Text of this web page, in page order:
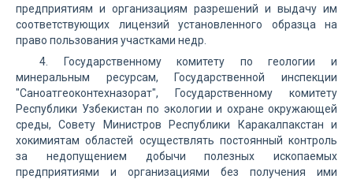
предприятиям и организациям разрешений и выдачу им
соответствующих лицензий установленного образца на
право пользования участками недр.
4. Государственному комитету по геологии и
минеральным ресурсам, Государственной инспекции
"Саноатгеоконтехназорат", Государственному комитету
Республики Узбекистан по экологии и охране окружающей
среды, Совету Министров Республики Каракалпакстан и
хокимиятам областей осуществлять постоянный контроль
за недопущением добычи полезных ископаемых
предприятиями и организациями без получения ими